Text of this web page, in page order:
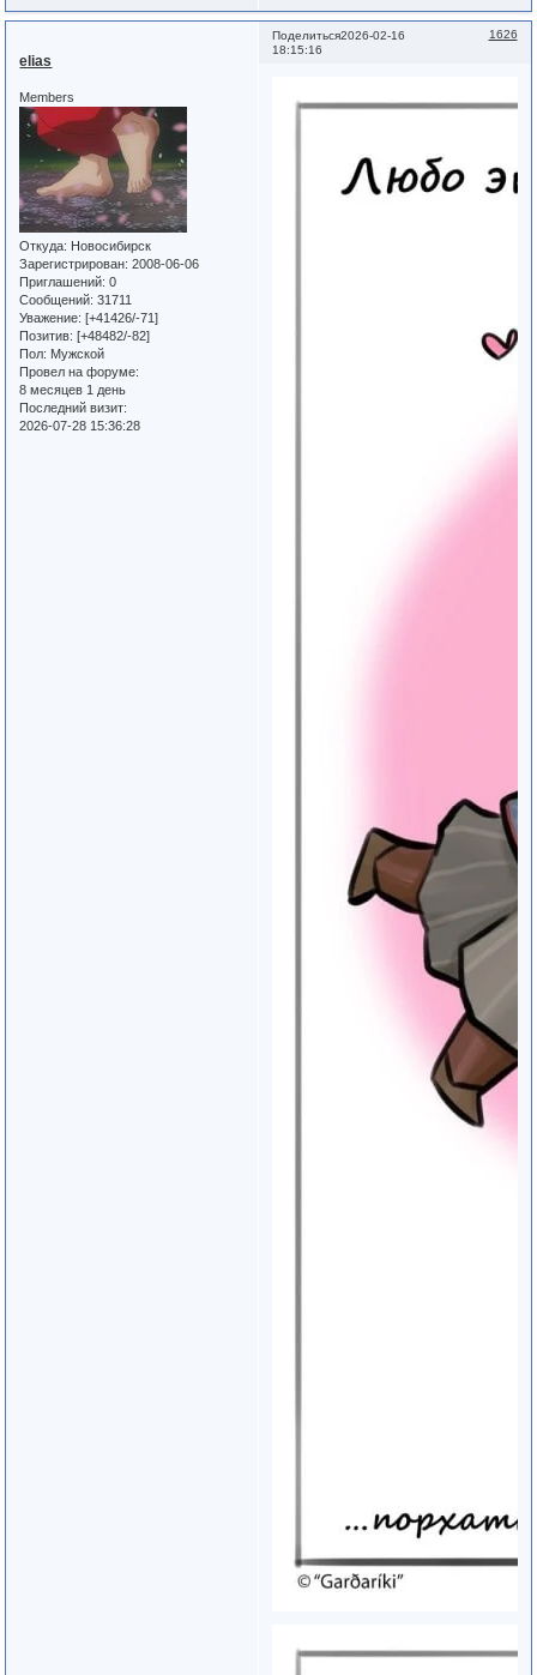
Поделиться 1626
2026-02-16
18:15:16
elias
Members
Откуда: Новосибирск
Зарегистрирован: 2008-06-06
Приглашений: 0
Сообщений: 31711
Уважение: [+41426/-71]
Позитив: [+48482/-82]
Пол: Мужской
Провел на форуме:
8 месяцев 1 день
Последний визит:
2026-07-28 15:36:28